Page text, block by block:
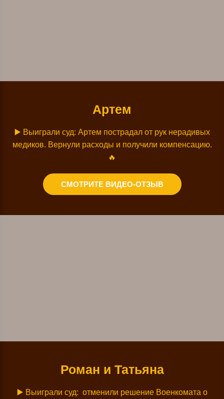
Артем
▶️ Выиграли суд: Артем пострадал от рук нерадивых
медиков. Вернули расходы и получили компенсацию.
🔥
СМОТРИТЕ ВИДЕО-ОТЗЫВ
Роман и Татьяна
▶️ Выиграли суд: отменили решение Военкомата о